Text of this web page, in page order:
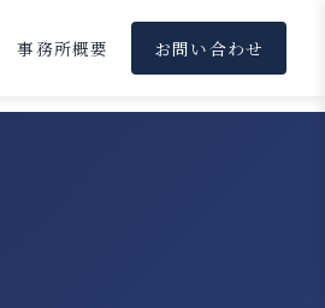
事務所概要 お問い合わせ